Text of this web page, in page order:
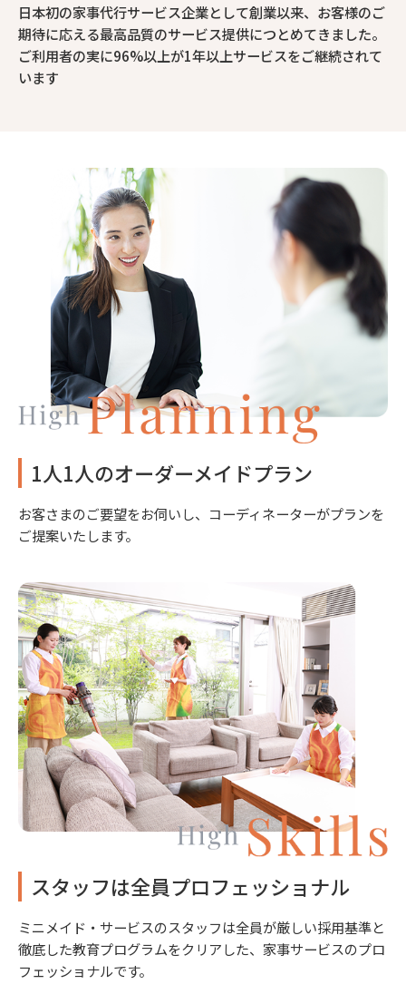
日本初の家事代行サービス企業として創業以来、お客様のご
期待に応える最高品質のサービス提供につとめてきました。
ご利用者の実に96%以上が1年以上サービスをご継続されて
います
1人1人のオーダーメイドプラン
お客さまのご要望をお伺いし、コーディネーターがプランを
ご提案いたします。
スタッフは全員プロフェッショナル
ミニメイド・サービスのスタッフは全員が厳しい採用基準と
徹底した教育プログラムをクリアした、家事サービスのプロ
フェッショナルです。